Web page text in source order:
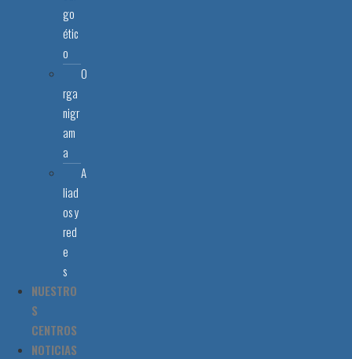
go
étic
o
O
rga
nigr
am
a
A
liad
os y
red
e
s
NUESTRO
S
CENTROS
NOTICIAS